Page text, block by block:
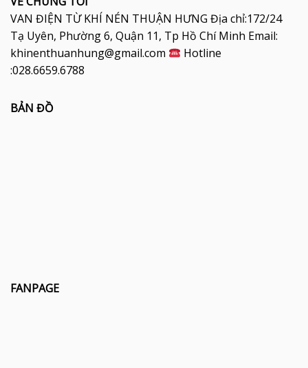
VAN ĐIỆN TỪ KHÍ NÉN THUẬN HƯNG Địa chỉ:172/24
Tạ Uyên, Phường 6, Quận 11, Tp Hồ Chí Minh Email:
khinenthuanhung@gmail.com
Hotline
:028.6659.6788
BẢN ĐỒ
FANPAGE